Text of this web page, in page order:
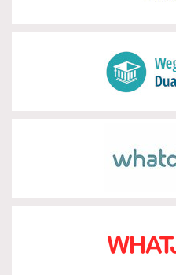
Wegweiser
zur
zur
zur